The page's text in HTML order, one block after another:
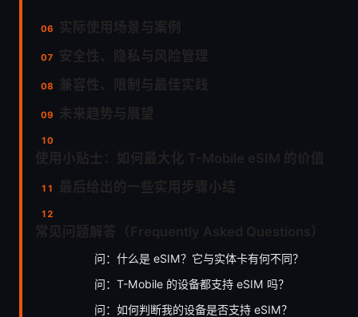
问：什么是 eSIM？它与实体卡有何不同？
问：T-Mobile 的设备都支持 eSIM 吗？
问：如何判断我的设备是否支持 eSIM？